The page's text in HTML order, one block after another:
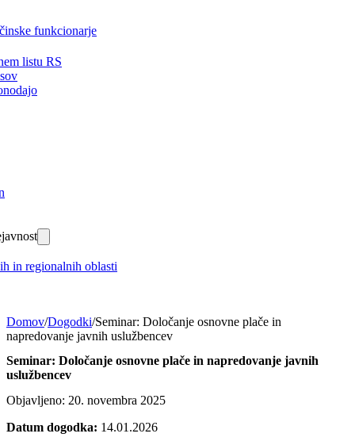
funkcionarje
listu RS
in regionalnih oblasti
Domov/Dogodki/Seminar: Določanje osnovne plače in
napredovanje javnih uslužbencev
Seminar: Določanje osnovne plače in napredovanje javnih
uslužbencev
Objavljeno: 20. novembra 2025
Datum dogodka: 14.01.2026